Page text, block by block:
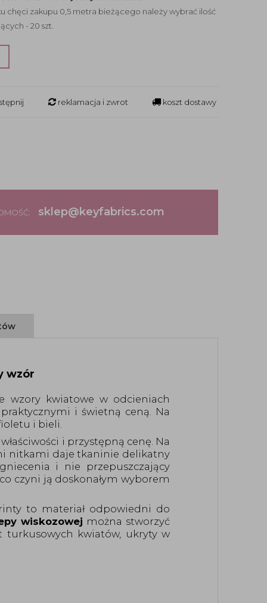
chęci zakupu 0,5 metra bieżącego należy wybrać ilość
- 20 szt.
reklamacja i zwrot koszt dostawy
sklep@keyfabrics.com
wzór
wzory kwiatowe w odcieniach
i świetną ceną. Na
i bieli.
i przystępną cenę. Na
nitkami daje tkaninie delikatny
i nie przepuszczający
czyni ją doskonałym wyborem
to materiał odpowiedni do
wiskozowej można stworzyć
turkusowych kwiatów, ukryty w